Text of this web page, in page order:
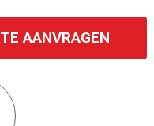
AANVRAGEN